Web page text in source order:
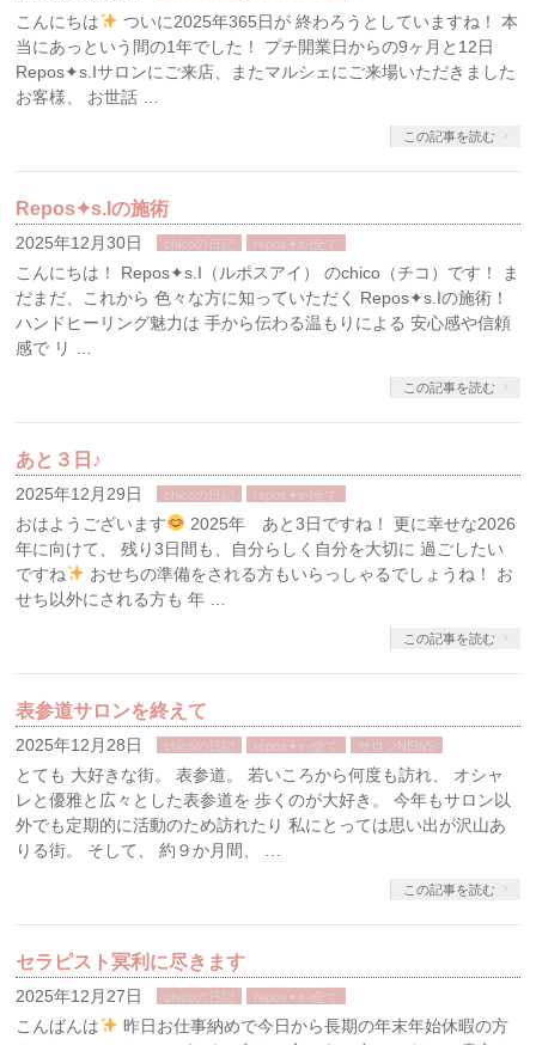
こんにちは
ついに2025年365日が 終わろうとしていますね！ 本
当にあっという間の1年でした！ プチ開業日からの9ヶ月と12日
Repos✦s.Iサロンにご来店、またマルシェにご来場いただきました
お客様、 お世話 …
この記事を読む
Repos✦s.Iの施術
2025年12月30日 chicoの日記 repos✦s-i全て
こんにちは！ Repos✦s.I（ルポスアイ） のchico（チコ）です！ ま
だまだ、これから 色々な方に知っていただく Repos✦s.Iの施術！
ハンドヒーリング魅力は 手から伝わる温もりによる 安心感や信頼
感で リ …
この記事を読む
あと３日♪
2025年12月29日 chicoの日記 repos✦s-i全て
おはようございます
2025年 あと3日ですね！ 更に幸せな2026
年に向けて、 残り3日間も、自分らしく自分を大切に 過ごしたい
ですね
おせちの準備をされる方もいらっしゃるでしょうね！ お
せち以外にされる方も 年 …
この記事を読む
表参道サロンを終えて
2025年12月28日 chicoの日記 repos✦s-i全て サロンNEWS
とても 大好きな街。 表参道。 若いころから何度も訪れ、 オシャ
レと優雅と広々とした表参道を 歩くのが大好き。 今年もサロン以
外でも定期的に活動のため訪れたり 私にとっては思い出が沢山あ
りる街。 そして、 約９か月間、 …
この記事を読む
セラピスト冥利に尽きます
2025年12月27日 chicoの日記 repos✦s-i全て
こんばんは
昨日お仕事納めで今日から長期の年末年始休暇の方